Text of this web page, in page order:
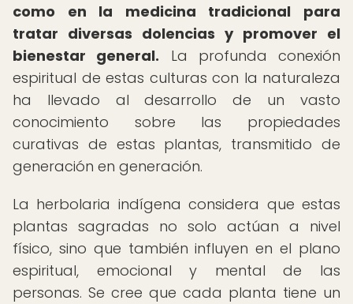
como en la medicina tradicional para
tratar diversas dolencias y promover el
bienestar general. La profunda conexión
espiritual de estas culturas con la naturaleza
ha llevado al desarrollo de un vasto
conocimiento sobre las propiedades
curativas de estas plantas, transmitido de
generación en generación.
La herbolaria indígena considera que estas
plantas sagradas no solo actúan a nivel
físico, sino que también influyen en el plano
espiritual, emocional y mental de las
personas. Se cree que cada planta tiene un